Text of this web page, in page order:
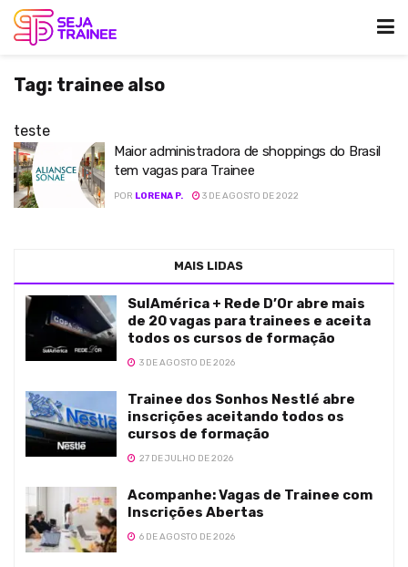
Tag: trainee also
teste
Maior administradora de shoppings do Brasil
tem vagas para Trainee
POR LORENA P. 3 DE AGOSTO DE 2022
MAIS LIDAS
SulAmérica + Rede D’Or abre mais
de 20 vagas para trainees e aceita
todos os cursos de formação
3 DE AGOSTO DE 2026
Trainee dos Sonhos Nestlé abre
inscrições aceitando todos os
cursos de formação
27 DE JULHO DE 2026
Acompanhe: Vagas de Trainee com
Inscrições Abertas
6 DE AGOSTO DE 2026